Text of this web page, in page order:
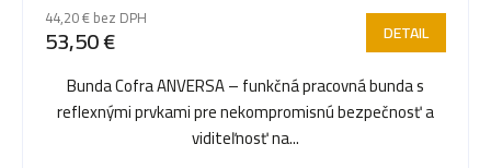
44,20 € bez DPH
53,50 € DETAIL
Bunda Cofra ANVERSA – funkčná pracovná bunda s
reflexnými prvkami pre nekompromisnú bezpečnosť a
viditeľnosť na...